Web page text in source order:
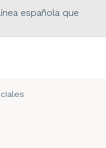
española que